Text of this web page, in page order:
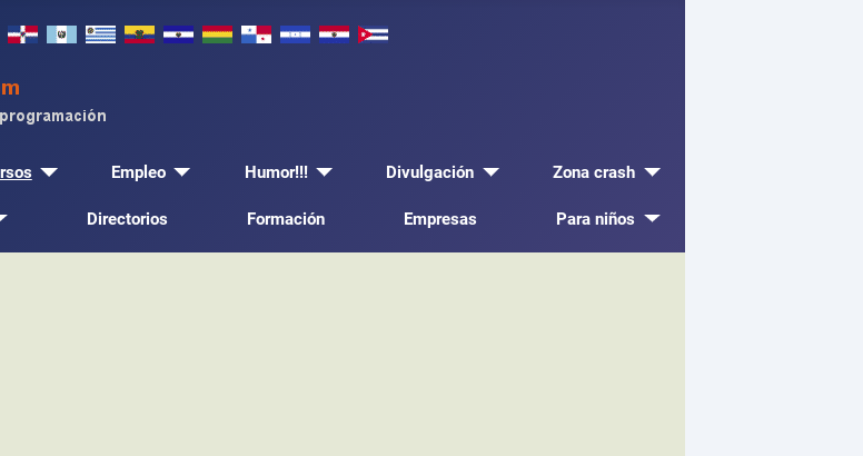
Empleo Humor!!! Divulgación Zona crash
Directorios Formación Empresas Para niños